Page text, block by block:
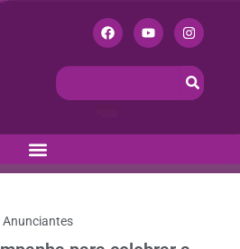
Anunciantes